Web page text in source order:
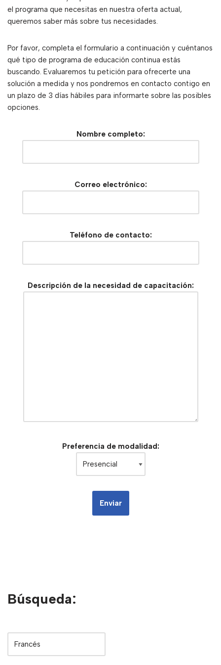
el programa que necesitas en nuestra oferta actual,
queremos saber más sobre tus necesidades.
Por favor, completa el formulario a continuación y cuéntanos
qué tipo de programa de educación continua estás
buscando. Evaluaremos tu petición para ofrecerte una
solución a medida y nos pondremos en contacto contigo en
un plazo de 3 días hábiles para informarte sobre las posibles
opciones.
Nombre completo:
Correo electrónico:
Teléfono de contacto:
Descripción de la necesidad de capacitación:
Preferencia de modalidad:
Búsqueda: